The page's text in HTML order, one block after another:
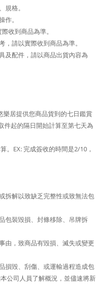
規格。
。
收到商品為準。
請以實際收到商品為準。
及配件，請以商品出貨內容為
樂居提供您商品貨到的七日鑑賞
起的隔日開始計算至第七天為
。EX: 完成簽收的時間是2/10，
拆解以致缺乏完整性或致無法包
包裝毀損、封條移除、吊牌拆
由，致商品有毀損、滅失或變更
損毀、刮傷、或運輸過程造成包
公司人員了解概況，並儘速將新